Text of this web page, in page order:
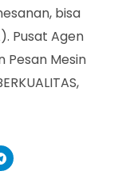
bisa
Pusat Agen
Pesan Mesin